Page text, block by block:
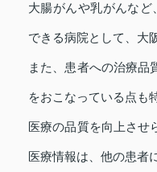
大腸がんや乳がんな
できる病院として、大
また、患者への治療品
をおこなっている点も
医療の品質を向上させ
医療情報は、他の患者